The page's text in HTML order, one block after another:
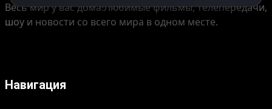
Весь мир у вас дома!Любимые фильмы, телепередачи,
шоу и новости со всего мира в одном месте.
Навигация